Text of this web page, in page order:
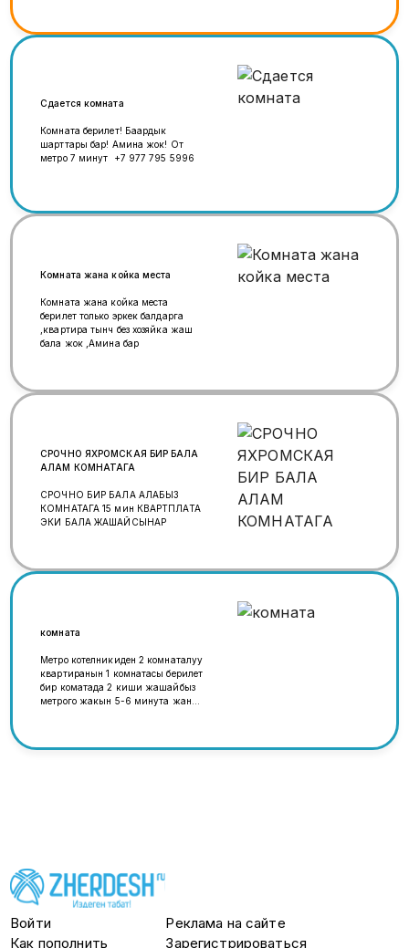
Сдается комната
Комната берилет! Баардык
шарттары бар! Амина жок! От
метро 7 минут +7 977 795 5996
Комната жана койка места
Комната жана койка места
берилет только эркек балдарга
,квартира тынч без хозяйка жаш
бала жок ,Амина бар
СРОЧНО ЯХРОМСКАЯ БИР БАЛА
АЛАМ КОМНАТАГА
СРОЧНО БИР БАЛА АЛАБЫЗ
КОМНАТАГА 15 мин КВАРТПЛАТА
ЭКИ БАЛА ЖАШАЙСЫНАР
комната
Метро котелникиден 2 комнаталуу
квартиранын 1 комнатасы берилет
бир коматада 2 киши жашайбыз
метрого жакын 5-6 минута жаны
Войти
Реклама на сайте
Как пополнить
Зарегистрироваться